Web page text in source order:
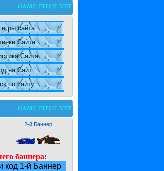
сайта
Сайта
Сайта
на Сайт
по сайту
2-й Баннер
баннера:
код 1-й Баннер